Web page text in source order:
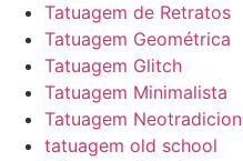
Tatuagem de Retratos
Tatuagem Geométrica
Tatuagem Glitch
Tatuagem Minimalista
Tatuagem
tatuagem old school